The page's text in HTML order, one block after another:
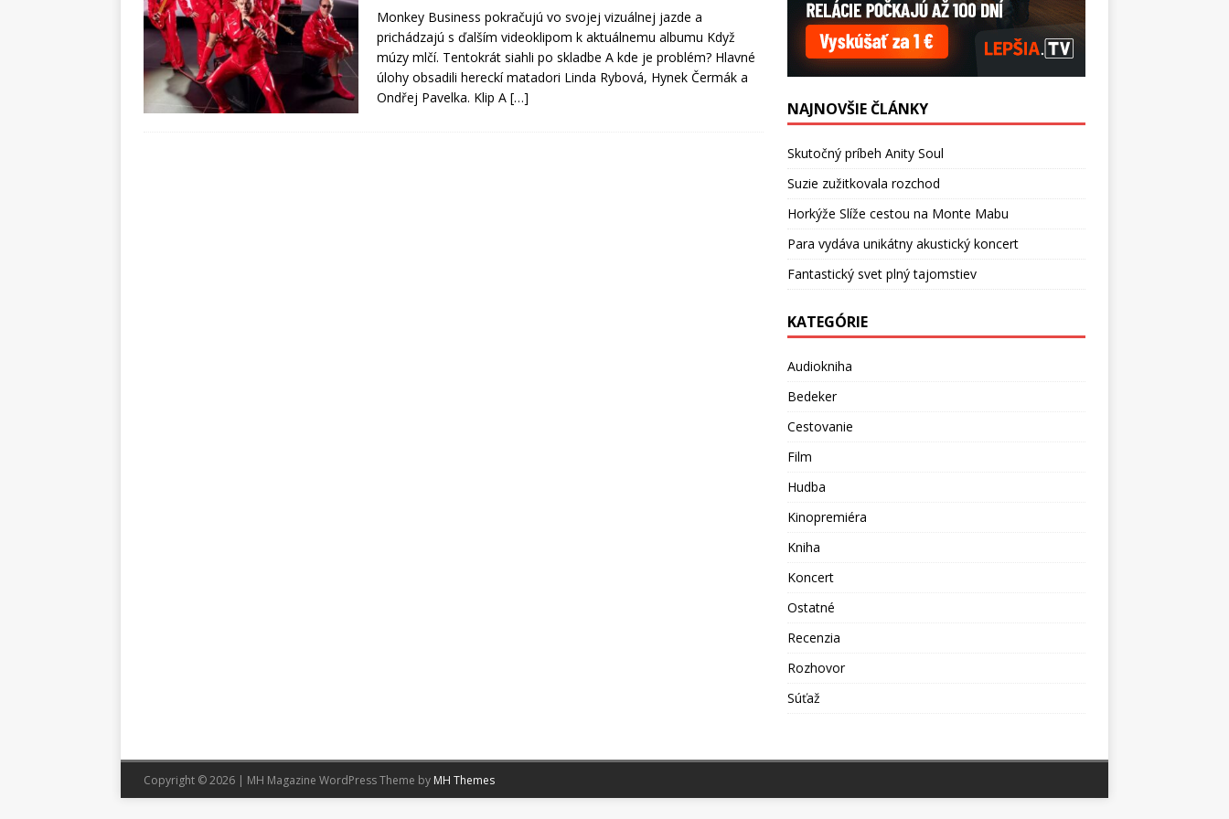
Monkey Business pokračujú vo svojej vizuálnej jazde a
prichádzajú s ďalším videoklipom k aktuálnemu albumu Když
múzy mlčí. Tentokrát siahli po skladbe A kde je problém? Hlavné
úlohy obsadili hereckí matadori Linda Rybová, Hynek Čermák a
Ondřej Pavelka. Klip A […]
NAJNOVŠIE ČLÁNKY
Skutočný príbeh Anity Soul
Suzie zužitkovala rozchod
Horkýže Slíže cestou na Monte Mabu
Para vydáva unikátny akustický koncert
Fantastický svet plný tajomstiev
KATEGÓRIE
Audiokniha
Bedeker
Cestovanie
Film
Hudba
Kinopremiéra
Kniha
Koncert
Ostatné
Recenzia
Rozhovor
Súťaž
Copyright © 2026 | MH Magazine WordPress Theme by MH Themes